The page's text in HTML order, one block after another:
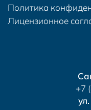
Политика
Лицензионное
+7